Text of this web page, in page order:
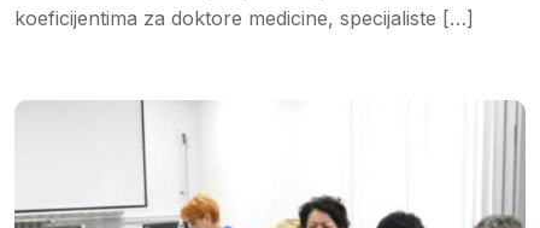
koeficijentima za doktore medicine, specijaliste […]